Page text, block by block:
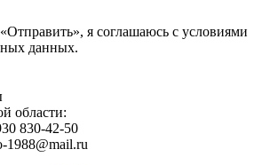
я соглашаюсь с условиями
данных.
области:
830-42-50
1988@mail.ru